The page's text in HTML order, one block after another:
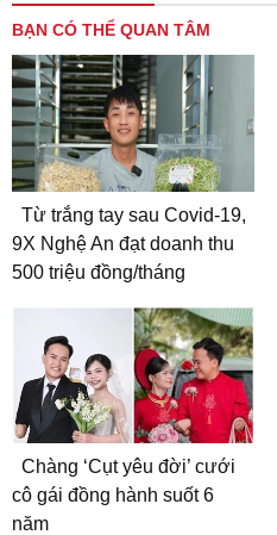
BẠN CÓ THỂ QUAN TÂM
Từ trắng tay sau Covid-19,
9X Nghệ An đạt doanh thu
500 triệu đồng/tháng
Chàng ‘Cụt yêu đời’ cưới
cô gái đồng hành suốt 6
năm